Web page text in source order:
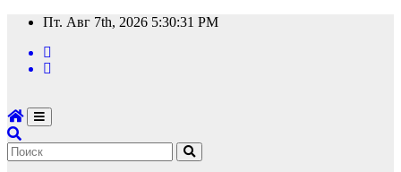
Перейти
содержимому
Пт. Авг 7th, 2026 5:30:32 PM